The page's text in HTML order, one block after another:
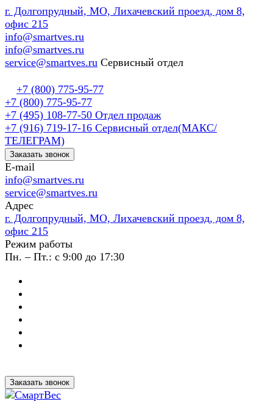
г. Долгопрудный, МО, Лихачевский проезд, дом 8,
офис 215
info@smartves.ru
info@smartves.ru
service@smartves.ru Сервисный отдел
+7 (800) 775-95-77
+7 (800) 775-95-77
+7 (495) 108-77-50 Отдел продаж
+7 (916) 719-17-16 Сервисный отдел(МАКС/
ТЕЛЕГРАМ)
Заказать звонок
E-mail
info@smartves.ru
service@smartves.ru
Адрес
г. Долгопрудный, МО, Лихачевский проезд, дом 8,
офис 215
Режим работы
Пн. – Пт.: с 9:00 до 17:30
Заказать звонок